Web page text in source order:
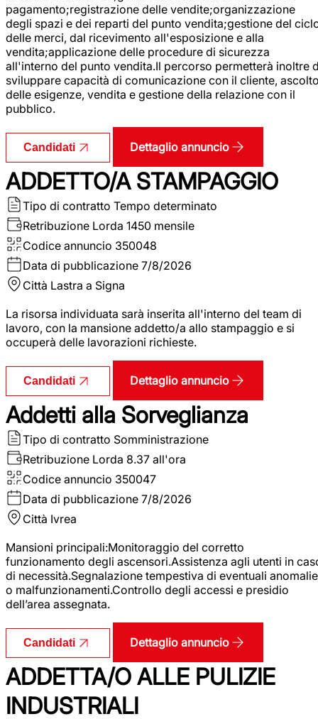
pagamento;registrazione delle vendite;organizzazione
degli spazi e dei reparti del punto vendita;gestione del
delle merci, dal ricevimento all'esposizione e alla
vendita;applicazione delle procedure di sicurezza
all'interno del punto vendita.Il percorso permetterà inoltre
sviluppare capacità di comunicazione con il cliente,
delle esigenze, vendita e gestione della relazione con il
pubblico.
Candidati Dettaglio annuncio
ADDETTO/A STAMPAGGIO
Tipo di contratto Tempo determinato
Retribuzione Lorda 1450 mensile
Codice annuncio 350048
Data di pubblicazione 7/8/2026
Città Lastra a Signa
La risorsa individuata sarà inserita all'interno del team di
lavoro, con la mansione addetto/a allo stampaggio e si
occuperà delle lavorazioni richieste.
Candidati Dettaglio annuncio
Addetti alla Sorveglianza
Tipo di contratto Somministrazione
Retribuzione Lorda 8.37 all'ora
Codice annuncio 350047
Data di pubblicazione 7/8/2026
Città Ivrea
Mansioni principali:Monitoraggio del corretto
funzionamento degli ascensori.Assistenza agli utenti in
di necessità.Segnalazione tempestiva di eventuali anomalie
o malfunzionamenti.Controllo degli accessi e presidio
dell’area assegnata.
Candidati Dettaglio annuncio
ADDETTA/O ALLE PULIZIE
INDUSTRIALI